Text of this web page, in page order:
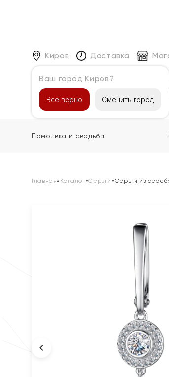
Киров
Ваш город Киров?
Все верно Сменить город
Доставка
Каталог
Помолвка и свадьба
Главная» Каталог»Серьги »Серьги из